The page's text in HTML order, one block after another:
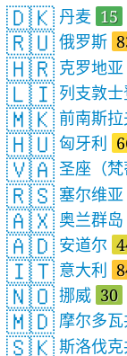
🇩🇰 丹麦 15
🇷🇺 俄罗斯
🇭🇷 克罗地亚
🇱🇮 列支敦
🇲🇰 前南斯
🇭🇺 匈牙利
🇻🇦 圣座（梵
🇷🇸 塞尔维亚
🇦🇽 奥兰群岛
🇦🇩 安道尔
🇮🇹 意大利
🇳🇴 挪威 30
🇲🇩 摩尔多
🇸🇰 斯洛伐